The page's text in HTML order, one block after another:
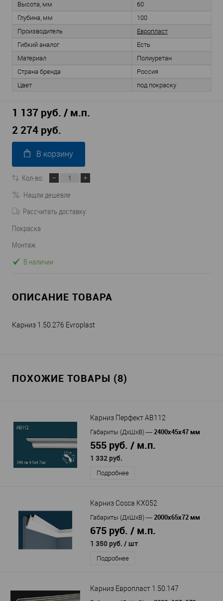
Высота, мм
60
Глубина, мм
100
Производитель
Европласт
Гибкий аналог
Есть
Материал
Полиуретан
Страна бренда
Россия
Цвет
под покраску
1 137 руб. / м.п.
2 274 руб.
В корзину
Кол-во:
Нашли дешевле
Рассчитать доставку
Покраска
Монтаж
В наличии
ОПИСАНИЕ ТОВАРА
Карниз 1.50.276 Evroplast
ПОХОЖИЕ ТОВАРЫ (8)
Карниз Перфект AB112
Габариты (ДхШхВ) — 2400х45х47 мм
555 руб. / м.п.
1 332 руб.
Подробнее
Карниз Cosca KX052
Габариты (ДхШхВ) — 2000x65x72 мм
675 руб. / м.п.
1 350 руб. / шт
Подробнее
Карниз Европласт 1.50.147